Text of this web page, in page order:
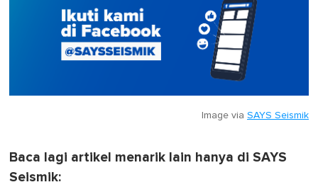
Image via SAYS Seismik
Baca lagi artikel menarik lain hanya di SAYS
Seismik: